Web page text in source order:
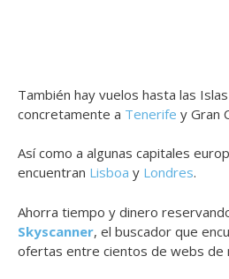
También hay vuelos hasta las
concretamente a Tenerife y Gran
Así como a algunas capitales
encuentran Lisboa y Londres.
Ahorra tiempo y dinero
Skyscanner, el buscador que
ofertas entre cientos de webs de